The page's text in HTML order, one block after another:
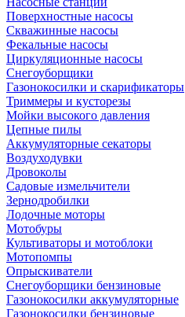
Поверхностные насосы
Скважинные насосы
Фекальные насосы
Циркуляционные насосы
Снегоуборщики
Газонокосилки и скарификаторы
Триммеры и кусторезы
Мойки высокого давления
Цепные пилы
Аккумуляторные секаторы
Воздуходувки
Дровоколы
Садовые измельчители
Зернодробилки
Лодочные моторы
Мотобуры
Культиваторы и мотоблоки
Мотопомпы
Опрыскиватели
Снегоуборщики бензиновые
Газонокосилки аккумуляторные
Газонокосилки бензиновые